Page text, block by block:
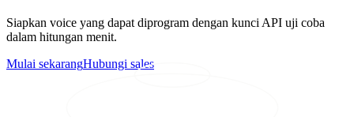
Siapkan voice yang dapat diprogram dengan kunci API uji coba
dalam hitungan menit.
Mulai sekarangHubungi sales